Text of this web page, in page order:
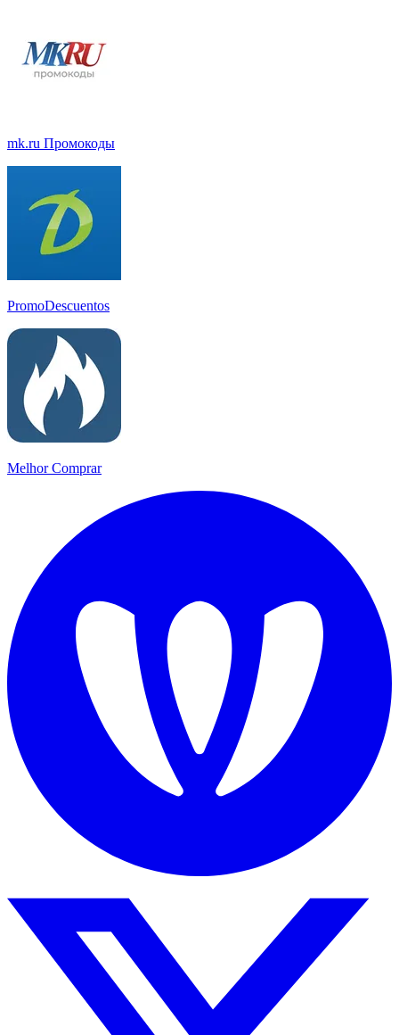
mk.ru Промокоды
PromoDescuentos
Melhor Comprar